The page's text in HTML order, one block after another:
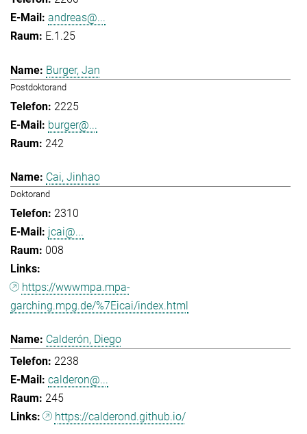
andreas@...
E.1.25
Burger, Jan
Postdoktorand
2225
burger@...
242
Cai, Jinhao
Doktorand
2310
jcai@...
008
https://wwwmpa.mpa-
garching.mpg.de/%7Eicai/index.html
Calderón, Diego
2238
calderon@...
245
https://calderond.github.io/